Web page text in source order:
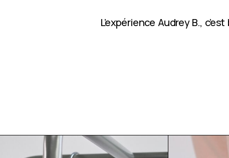
L’expérience Audrey B.,